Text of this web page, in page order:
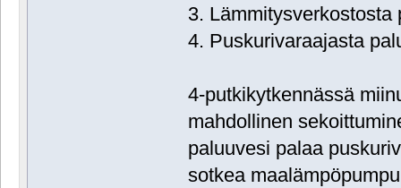
3.
4. Puskurivaraajasta
4-putkikytkennässä
mahdollinen
paluuvesi palaa
sotkea